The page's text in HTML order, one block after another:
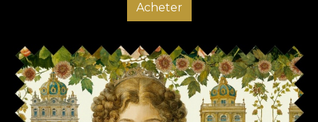
Acheter